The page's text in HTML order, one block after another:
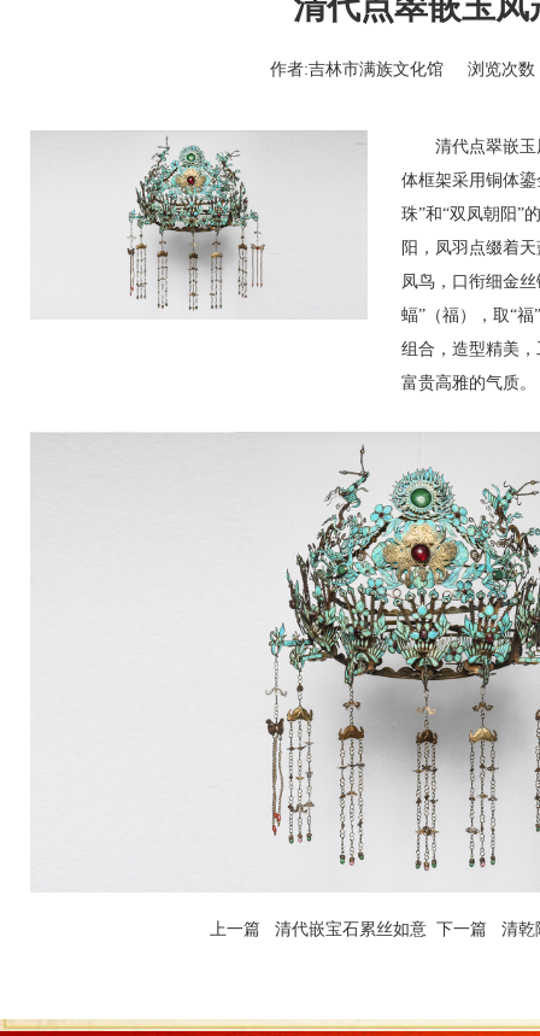
作者:吉林市满族文化馆 浏览次数
清代点翠嵌玉
体框架采用铜体
珠”和“双凤朝阳”
阳，凤羽点缀着
凤鸟，口衔细金
蝠”（福），取“
组合，造型精美
富贵高雅的气质。
上一篇 清代嵌宝石累丝如意 下一篇 清乾